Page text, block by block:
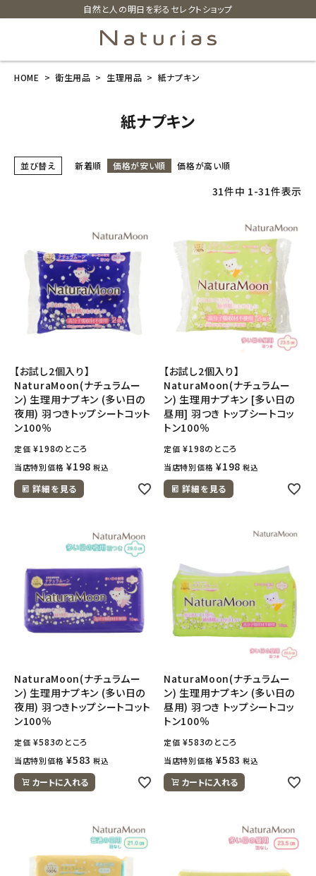
自然と人の明日を彩るセレクトショップ
新商品
美容・コスメ・香水
衛生用品
日用品雑貨
インナー・下着・ナイトウェア
キッズ・ベビー・マタニティ
フード・ドリンク
定期購入
オリジナルブランド
エコリュクス
エコメイト
ナチュラプラス
アルマウィン
コラム・スタッフのおすすめ
HOME 衛生用品 生理用品 紙ナプキン
紙ナプキン
並び替え 新着順 価格が安い順 価格が高い順
31件中 1-31件表示
【お試し2個入り】
NaturaMoon(ナチュラムー
ン) 生理用ナプキン (多い日の
夜用) 羽つきトップシートコット
ン100％
定価 ¥198のところ
当店特別価格 ¥198 税込
詳細を見る
【お試し2個入り】
NaturaMoon(ナチュラムー
ン) 生理用ナプキン [多い日の
昼用] 羽つき トップシートコッ
トン100％
定価 ¥198のところ
当店特別価格 ¥198 税込
詳細を見る
NaturaMoon(ナチュラムー
ン) 生理用ナプキン (多い日の
夜用) 羽つきトップシートコット
ン100％
定価 ¥583のところ
当店特別価格 ¥583 税込
カートに入れる
NaturaMoon(ナチュラムー
ン) 生理用ナプキン (多い日の
昼用) 羽つき トップシートコッ
トン100％
定価 ¥583のところ
当店特別価格 ¥583 税込
カートに入れる